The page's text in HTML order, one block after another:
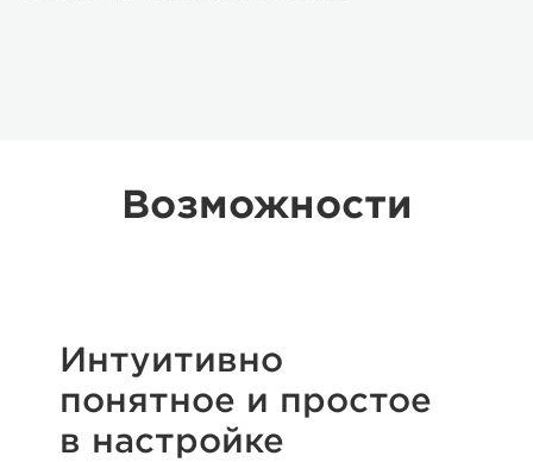
Возможности
Интуитивно
понятное и простое
в настройке